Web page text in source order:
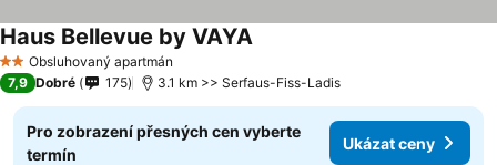
2 Počet hvězdiček
Obsluhovaný apartmán
Haus Bellevue by VAYA
7,9 Dobré 175 3.1 km >> Serfaus-Fiss-Ladis
Pro zobrazení přesných cen vyberte
termín
Ukázat ceny